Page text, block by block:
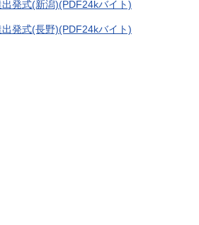
発式(新潟)(PDF24kバイト)
発式(長野)(PDF24kバイト)